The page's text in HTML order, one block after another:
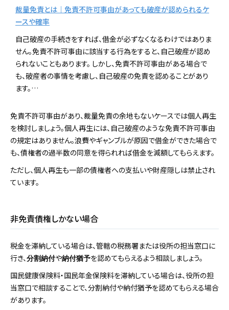
裁量免責とは｜免責不許可事由があっても破産が認められるケ
ースや確率
自己破産の手続きをすれば、借金が必ずなくなるわけではありま
せん。免責不許可事由に該当する行為をすると、自己破産が認め
られないこともあります。 しかし、免責不許可事由がある場合で
も、破産者の事情を考慮し、自己破産の免責を認めることがあり
ます。…
免責不許可事由があり、裁量免責の余地もないケースでは個人再生
を検討しましょう。個人再生には、自己破産のような免責不許可事由
の規定はありません。浪費やギャンブルが原因で借金ができた場合で
も、債権者の過半数の同意を得られれば借金を減額してもらえます。
ただし、個人再生も一部の債権者への支払いや財産隠しは禁止され
ています。
非免責債権しかない場合
税金を滞納している場合は、管轄の税務署または役所の担当窓口に
行き、 分割納付や納付猶予を認めてもらえるよう相談しましょう。
国民健康保険料・国民年金保険料を滞納している場合は、役所の担
当窓口で相談することで、分割納付や納付猶予を認めてもらえる場合
があります。